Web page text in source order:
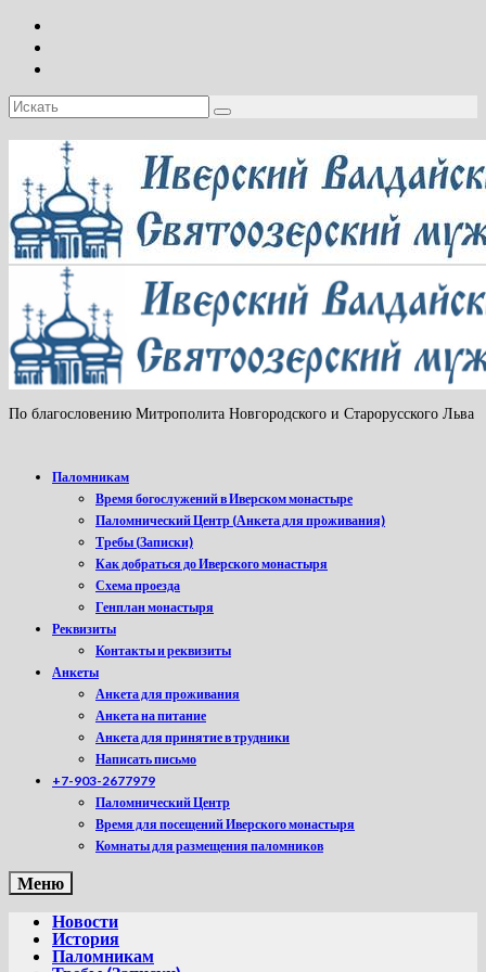
Искать:
По благословению Митрополита Новгородского и Старорусского Льва
Паломникам
Время богослужений в Иверском монастыре
Паломнический Центр (Анкета для проживания)
Требы (Записки)
Как добраться до Иверского монастыря
Схема проезда
Генплан монастыря
Реквизиты
Контакты и реквизиты
Анкеты
Анкета для проживания
Анкета на питание
Анкета для принятие в трудники
Написать письмо
+7-903-2677979
Паломнический Центр
Время для посещений Иверского монастыря
Комнаты для размещения паломников
Меню
Новости
История
Паломникам